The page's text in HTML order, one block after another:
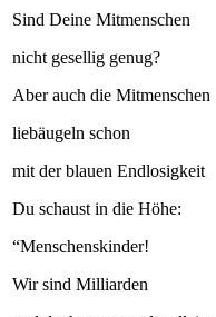
Sind Deine Mitmenschen
nicht gesellig genug?
Aber auch die Mitmenschen
liebäugeln schon
mit der blauen Endlosigkeit
Du schaust in die Höhe:
“Menschenskinder!
Wir sind Milliarden